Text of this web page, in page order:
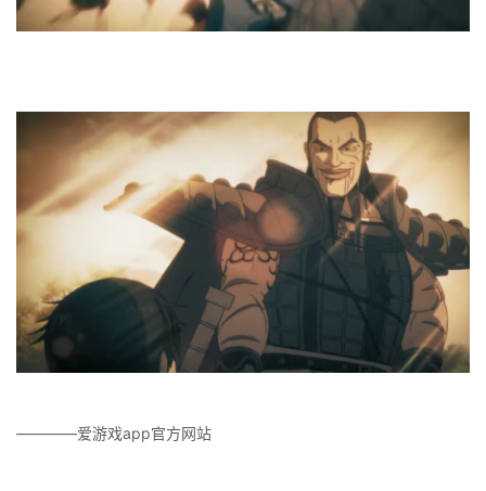
————爱游戏app官方网站